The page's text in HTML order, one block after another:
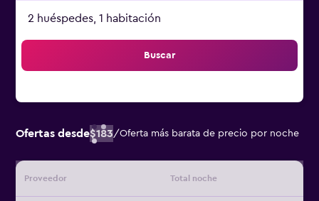
2 huéspedes, 1 habitación
Buscar
Ofertas desde$183/Oferta más barata de precio por noche
Proveedor Total noche